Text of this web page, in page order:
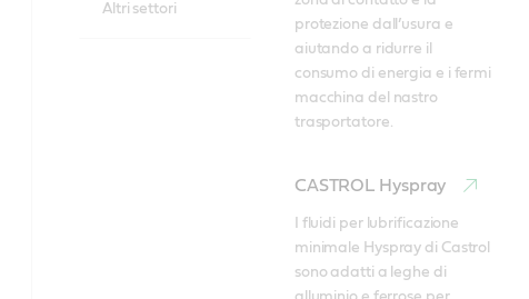
Altri settori
protezione dall’usura e
aiutando a ridurre il
consumo di energia e i fermi
macchina del nastro
trasportatore.
CASTROL Hyspray
I fluidi per lubrificazione
minimale Hyspray di Castrol
sono adatti a leghe di